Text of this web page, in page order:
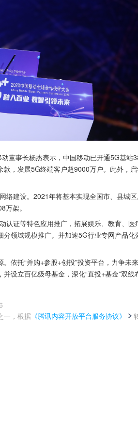
董事长杨杰表示，中国移动已开通5G基站
，发展5G终端客户超9000万户。此外，启
络建设。2021年将基本实现全国市、县城
万架。
证等特色应用推广，拓展娱乐、教育、医
领域规模推广。并加速5G行业专网产品化
依托“并购+参股+创投”投资平台，力争未
设立百亿级母基金，深化“直投+基金”双线
一，根据 《腾讯内容开放平台服务协议》